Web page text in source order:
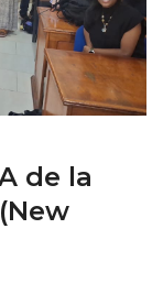
de la